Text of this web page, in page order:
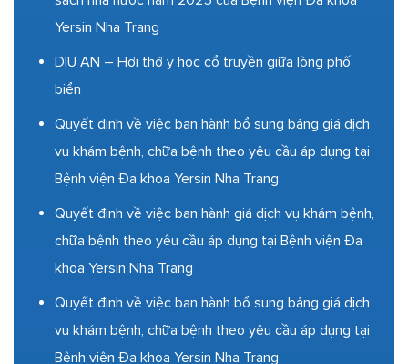
Yersin Nha Trang
DỊU AN – Hơi thở y học cổ truyền giữa lòng phố
biển
Quyết định về việc ban hành bổ sung bảng giá dịch
vụ khám bệnh, chữa bệnh theo yêu cầu áp dụng tại
Bệnh viện Đa khoa Yersin Nha Trang
Quyết định về việc ban hành giá dịch vụ khám bệnh,
chữa bệnh theo yêu cầu áp dụng tại Bệnh viện Đa
khoa Yersin Nha Trang
Quyết định về việc ban hành bổ sung bảng giá dịch
vụ khám bệnh, chữa bệnh theo yêu cầu áp dụng tại
Bệnh viện Đa khoa Yersin Nha Trang